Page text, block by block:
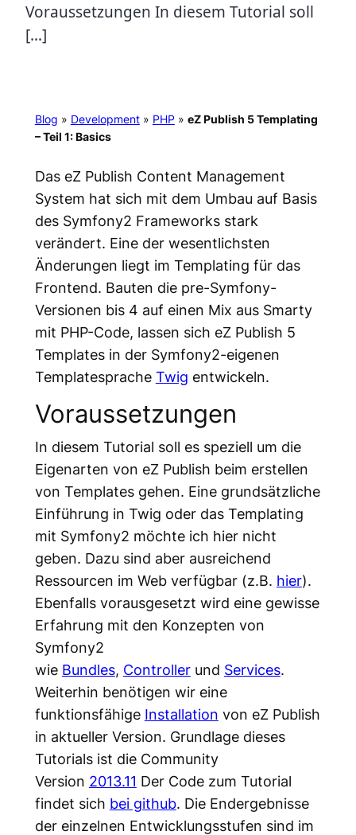
Voraussetzungen In diesem Tutorial soll
[…]
Blog » Development» PHP » eZ Publish 5 Templating
– Teil 1: Basics
Das eZ Publish Content Management
System hat sich mit dem Umbau auf Basis
des Symfony2 Frameworks stark
verändert. Eine der wesentlichsten
Änderungen liegt im Templating für das
Frontend. Bauten die pre-Symfony-
Versionen bis 4 auf einen Mix aus Smarty
mit PHP-Code, lassen sich eZ Publish 5
Templates in der Symfony2-eigenen
Templatesprache Twig entwickeln.
Voraussetzungen
In diesem Tutorial soll es speziell um die
Eigenarten von eZ Publish beim erstellen
von Templates gehen. Eine grundsätzliche
Einführung in Twig oder das Templating
mit Symfony2 möchte ich hier nicht
geben. Dazu sind aber ausreichend
Ressourcen im Web verfügbar (z.B. hier).
Ebenfalls vorausgesetzt wird eine gewisse
Erfahrung mit den Konzepten von
Symfony2
wie Bundles, Controllerund Services.
Weiterhin benötigen wir eine
funktionsfähige Installation von eZ Publish
in aktueller Version. Grundlage dieses
Tutorials ist die Community
Version 2013.11 Der Code zum Tutorial
findet sich bei github. Die Endergebnisse
der einzelnen Entwicklungsstufen sind im